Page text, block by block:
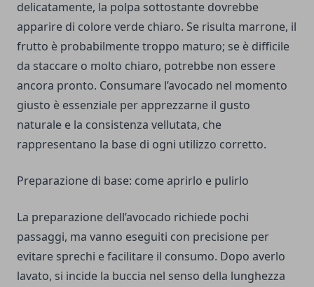
delicatamente, la polpa sottostante dovrebbe
apparire di colore verde chiaro. Se risulta marrone, il
frutto è probabilmente troppo maturo; se è difficile
da staccare o molto chiaro, potrebbe non essere
ancora pronto. Consumare l’avocado nel momento
giusto è essenziale per apprezzarne il gusto
naturale e la consistenza vellutata, che
rappresentano la base di ogni utilizzo corretto.
Preparazione di base: come aprirlo e pulirlo
La preparazione dell’avocado richiede pochi
passaggi, ma vanno eseguiti con precisione per
evitare sprechi e facilitare il consumo. Dopo averlo
lavato, si incide la buccia nel senso della lunghezza